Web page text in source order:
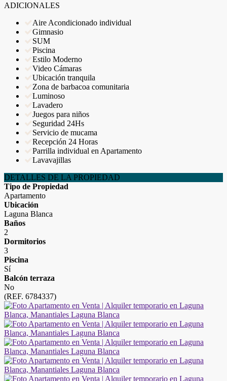
ADICIONALES
Aire Acondicionado individual
Gimnasio
SUM
Piscina
Estilo Moderno
Video Cámaras
Ubicación tranquila
Zona de barbacoa comunitaria
Luminoso
Lavadero
Juegos para niños
Seguridad 24Hs
Servicio de mucama
Recepción 24 Horas
Parrilla individual en Apartamento
Lavavajillas
DETALLES DE LA PROPIEDAD
Tipo de Propiedad
Apartamento
Ubicación
Laguna Blanca
Baños
2
Dormitorios
3
Piscina
Sí
Balcón terraza
No
(REF. 6784337)